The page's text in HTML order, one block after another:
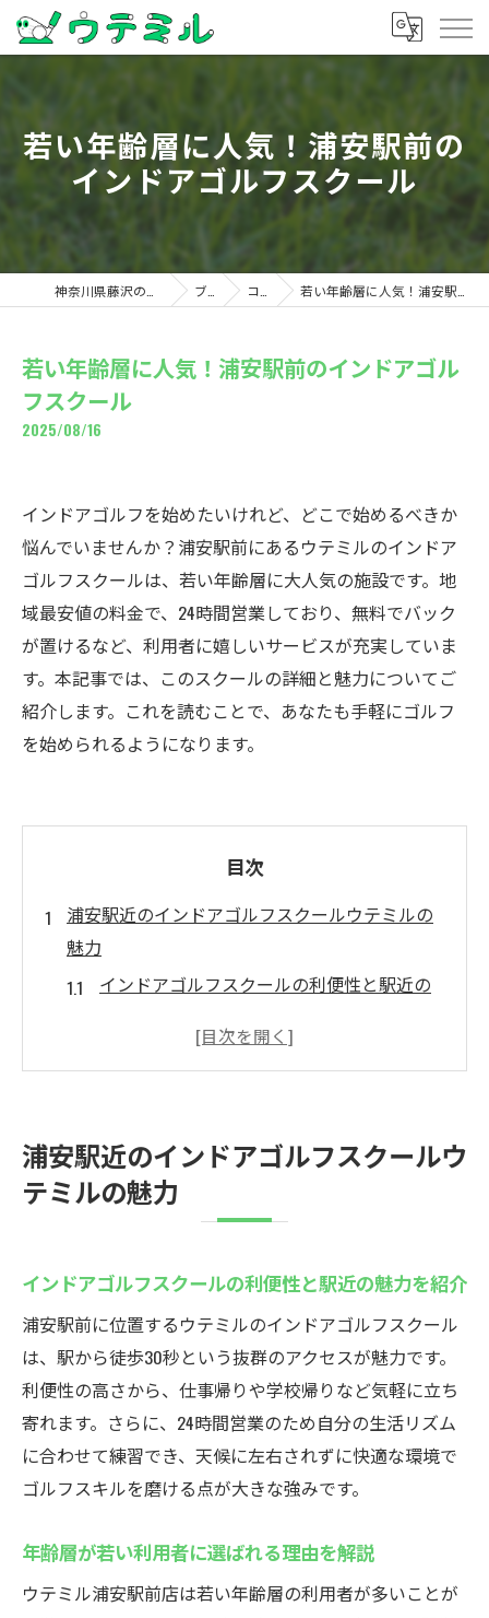
若い年齢層に人気！浦安駅前の
インドアゴルフスクール
ブログ コラム 若い年齢層に人気！浦安駅前のインドアゴルフスクール
若い年齢層に人気！浦安駅前のインドアゴル
フスクール
2025/08/16
インドアゴルフを始めたいけれど、どこで始めるべきか
悩んでいませんか？浦安駅前にあるウテミルのインドア
ゴルフスクールは、若い年齢層に大人気の施設です。地
域最安値の料金で、24時間営業しており、無料でバック
が置けるなど、利用者に嬉しいサービスが充実していま
す。本記事では、このスクールの詳細と魅力についてご
紹介します。これを読むことで、あなたも手軽にゴルフ
を始められるようになります。
目次
浦安駅近のインドアゴルフスクールウテミルの
魅力
インドアゴルフスクールの利便性と駅近の
年齢層が若い利用者に選ばれる理由を解説
クラブフィッティングや発送サービスの活
用法
底解説
若年層から支持されるインドアゴルフスク
ールの特徴
気軽に始めやすい雰囲気と仲間作りの魅力
最新設備で快適に練習できる環境が充実
24時間営業で学校帰りや仕事後にも練習可
リーズナブルな料金とコスパ重視の方にも
最適
浦安駅近のインドアゴルフスクールウ
テミルの魅力
インドアゴルフスクールの利便性と駅近の魅力を紹介
浦安駅前に位置するウテミルのインドアゴルフスクール
は、駅から徒歩30秒という抜群のアクセスが魅力です。
利便性の高さから、仕事帰りや学校帰りなど気軽に立ち
寄れます。さらに、24時間営業のため自分の生活リズム
に合わせて練習でき、天候に左右されずに快適な環境で
ゴルフスキルを磨ける点が大きな強みです。
年齢層が若い利用者に選ばれる理由を解説
ウテミル浦安駅前店は若い年齢層の利用者が多いことが